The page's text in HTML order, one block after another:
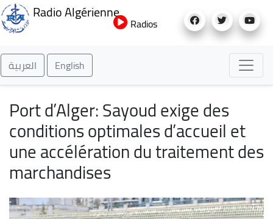
au
Radio Algérienne
Radios
العربية English
Port d’Alger: Sayoud exige des
conditions optimales d’accueil et
une accélération du traitement des
marchandises